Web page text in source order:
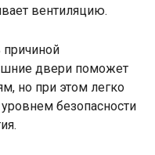
вентиляцию.
причиной
двери поможет
но при этом легко
безопасности